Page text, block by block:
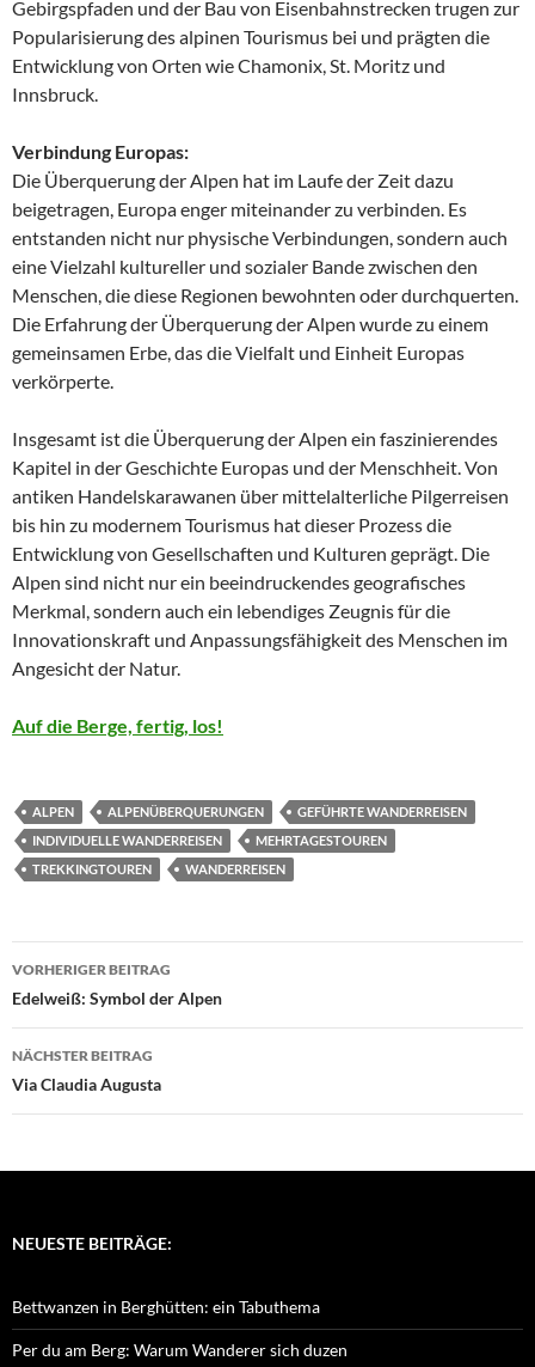
Gebirgspfaden und der Bau von Eisenbahnstrecken trugen zur
Popularisierung des alpinen Tourismus bei und prägten die
Entwicklung von Orten wie Chamonix, St. Moritz und
Innsbruck.
Verbindung Europas:
Die Überquerung der Alpen hat im Laufe der Zeit dazu
beigetragen, Europa enger miteinander zu verbinden. Es
entstanden nicht nur physische Verbindungen, sondern auch
eine Vielzahl kultureller und sozialer Bande zwischen den
Menschen, die diese Regionen bewohnten oder durchquerten.
Die Erfahrung der Überquerung der Alpen wurde zu einem
gemeinsamen Erbe, das die Vielfalt und Einheit Europas
verkörperte.
Insgesamt ist die Überquerung der Alpen ein faszinierendes
Kapitel in der Geschichte Europas und der Menschheit. Von
antiken Handelskarawanen über mittelalterliche Pilgerreisen
bis hin zu modernem Tourismus hat dieser Prozess die
Entwicklung von Gesellschaften und Kulturen geprägt. Die
Alpen sind nicht nur ein beeindruckendes geografisches
Merkmal, sondern auch ein lebendiges Zeugnis für die
Innovationskraft und Anpassungsfähigkeit des Menschen im
Angesicht der Natur.
Auf die Berge, fertig, los!
ALPEN ALPENÜBERQUERUNGEN
GEFÜHRTE WANDERREISEN
INDIVIDUELLE WANDERREISEN
MEHRTAGESTOUREN
TREKKINGTOUREN
WANDERREISEN
Beitragsnavigation
VORHERIGER BEITRAG
Edelweiß: Symbol der Alpen
NÄCHSTER BEITRAG
Via Claudia Augusta
NEUESTE BEITRÄGE:
Bettwanzen in Berghütten: ein Tabuthema
Per du am Berg: Warum Wanderer sich duzen